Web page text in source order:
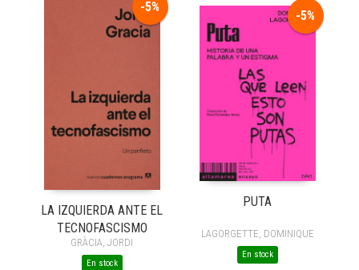
-5%
LA IZQUIERDA ANTE EL
TECNOFASCISMO
GRÀCIA, JORDI
En stock
-5%
PUTA
LAGORGETTE, DOMINIQUE
En stock